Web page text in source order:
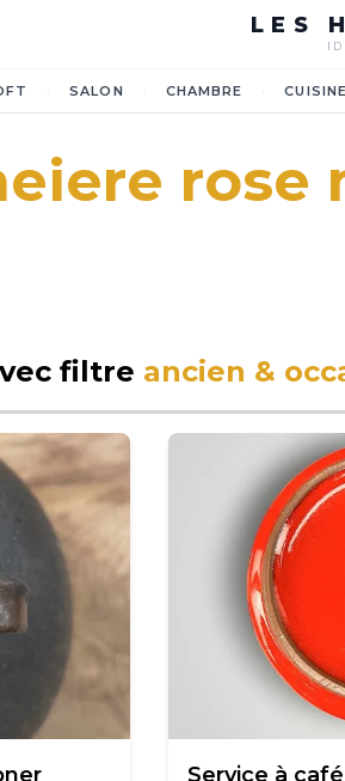
LES
SALON CHAMBRE CUISINE
rose
filtre ancien &
Service à